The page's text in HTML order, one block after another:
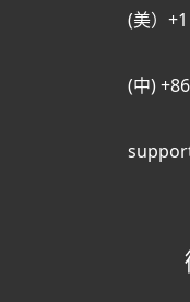
(美）
(中)